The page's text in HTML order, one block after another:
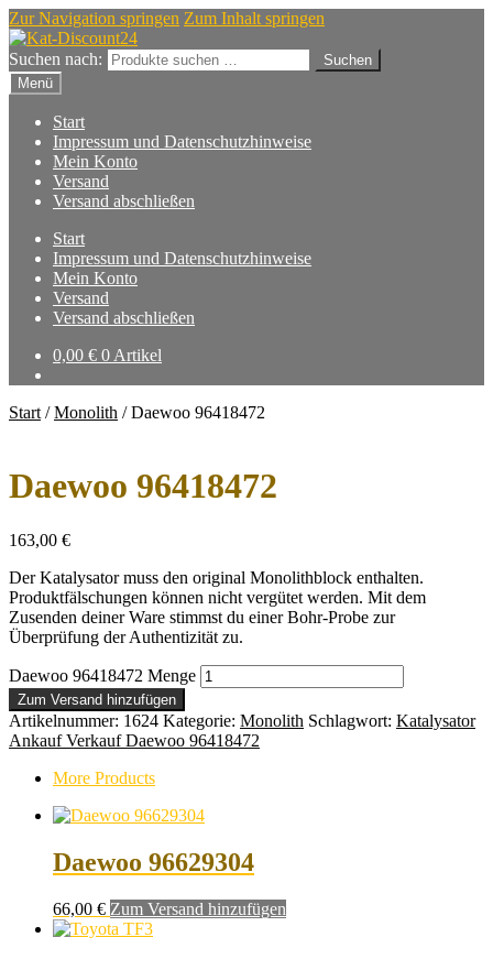
Zur Navigation springen Zum Inhalt springen
Suchen nach:
Suchen
Menü
Start
Impressum und Datenschutzhinweise
Mein Konto
Versand
Versand abschließen
Start
Impressum und Datenschutzhinweise
Mein Konto
Versand
Versand abschließen
0,00 € 0 Artikel
Start /Monolith /Daewoo 96418472
Daewoo 96418472
163,00 €
Der Katalysator muss den original Monolithblock enthalten.
Produktfälschungen können nicht vergütet werden. Mit dem
Zusenden deiner Ware stimmst du einer Bohr-Probe zur
Überprüfung der Authentizität zu.
Daewoo 96418472 Menge
Zum Versand hinzufügen
Artikelnummer: 1624 Kategorie: Monolith Schlagwort: Katalysator
Ankauf Verkauf Daewoo 96418472
More Products
Daewoo 96629304
66,00 € Zum Versand hinzufügen